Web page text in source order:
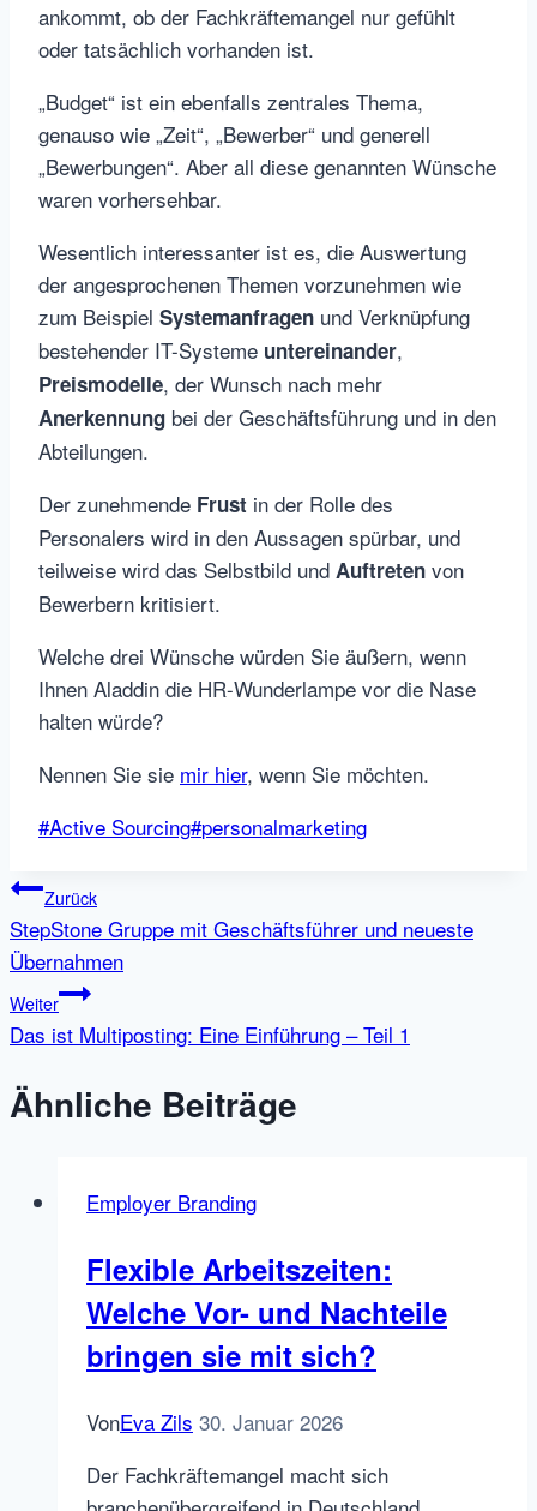
ankommt, ob der Fachkräftemangel nur gefühlt
oder tatsächlich vorhanden ist.
„Budget“ ist ein ebenfalls zentrales Thema,
genauso wie „Zeit“, „Bewerber“ und generell
„Bewerbungen“. Aber all diese genannten Wünsche
waren vorhersehbar.
Wesentlich interessanter ist es, die Auswertung
der angesprochenen Themen vorzunehmen wie
zum Beispiel Systemanfragen und Verknüpfung
bestehender IT-Systeme untereinander,
Preismodelle, der Wunsch nach mehr
Anerkennung bei der Geschäftsführung und in den
Abteilungen.
Der zunehmende Frust in der Rolle des
Personalers wird in den Aussagen spürbar, und
teilweise wird das Selbstbild und Auftreten von
Bewerbern kritisiert.
Welche drei Wünsche würden Sie äußern, wenn
Ihnen Aladdin die HR-Wunderlampe vor die Nase
halten würde?
Nennen Sie sie mir hier, wenn Sie möchten.
Schlagworte:
#Active Sourcing#personalmarketing
Beitragsnavigation
Zurück
StepStone Gruppe mit Geschäftsführer und neueste
Übernahmen
Weiter
Das ist Multiposting: Eine Einführung – Teil 1
Ähnliche Beiträge
Employer Branding
Flexible Arbeitszeiten:
Welche Vor- und Nachteile
bringen sie mit sich?
VonEva Zils 30. Januar 2026
Der Fachkräftemangel macht sich